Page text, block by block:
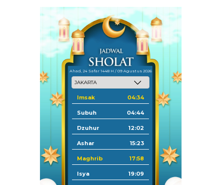
Ahad, 24 Safar 1448 H / 09 Agustus 2026
Imsak 04:34
Subuh 04:44
Dzuhur 12:02
Ashar 15:23
Maghrib 17:58
Isya 19:09